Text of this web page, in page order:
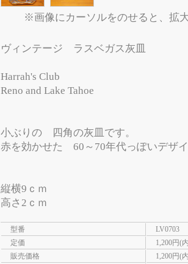
※画像にカーソルをのせると、拡
ヴィンテージ ラスベガス灰皿
Harrah's Club
Reno and Lake Tahoe
小ぶりの 四角の灰皿です。
赤を効かせた 60～70年代っぽいデザ
縦横9ｃｍ
高さ2ｃｍ
型番
LV0703
定価
1,200円(
販売価格
1,200円(